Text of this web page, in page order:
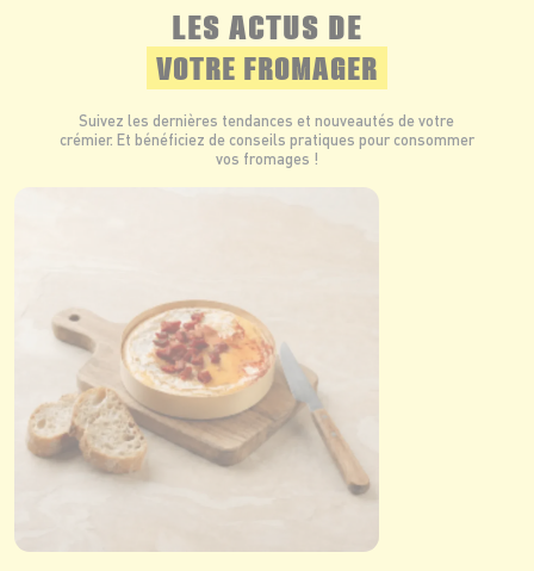
LES ACTUS DE
VOTRE FROMAGER
Suivez les dernières tendances et nouveautés de votre
crémier. Et bénéficiez de conseils pratiques pour consommer
vos fromages !